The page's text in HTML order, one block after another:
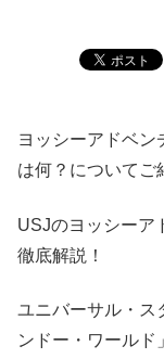
ヨッシーアドベン
は何？についてご
USJのヨッシーア
徹底解説！
ユニバーサル・ス
ンドー・ワールド